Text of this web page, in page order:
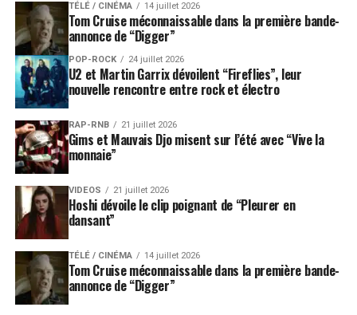
TÉLÉ / CINÉMA 14 juillet 2026
Tom Cruise méconnaissable dans la première bande-
annonce de “Digger”
POP-ROCK 24 juillet 2026
U2 et Martin Garrix dévoilent “Fireflies”, leur
nouvelle rencontre entre rock et électro
RAP-RNB 21 juillet 2026
Gims et Mauvais Djo misent sur l’été avec “Vive la
monnaie”
VIDEOS 21 juillet 2026
Hoshi dévoile le clip poignant de “Pleurer en
dansant”
TÉLÉ / CINÉMA 14 juillet 2026
Tom Cruise méconnaissable dans la première bande-
annonce de “Digger”